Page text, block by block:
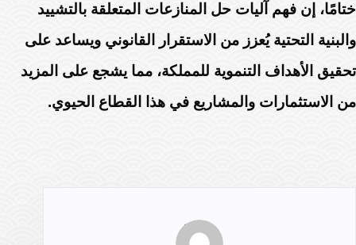
ختامًا، إن فهم آليات حل المنازعات المتعلقة بالتشييد
والبنية التحتية يُعزز من الاستقرار القانوني ويساعد على
تحقيق الأهداف التنموية للمملكة، مما يشجع على المزيد
من الاستثمارات والمشاريع في هذا القطاع الحيوي.